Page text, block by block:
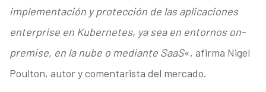
implementación y protección de las aplicaciones
enterprise en Kubernetes, ya sea en entornos on-
premise, en la nube o mediante SaaS«, afirma Nigel
Poulton, autor y comentarista del mercado.